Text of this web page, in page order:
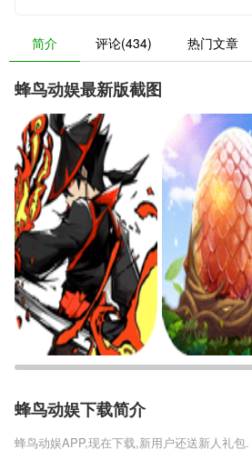
简介 评论(434) 热门文章
蜂鸟动娱最新版截图
蜂鸟动娱下载简介
蜂鸟动娱APP,现在下载,新用户还送新人礼包.